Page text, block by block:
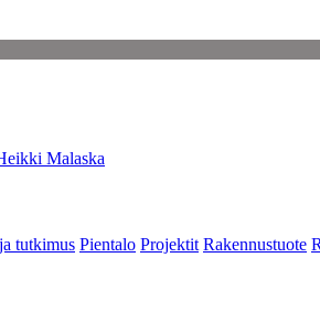
Malaska
tutkimus Pientalo Projektit Rakennustuote